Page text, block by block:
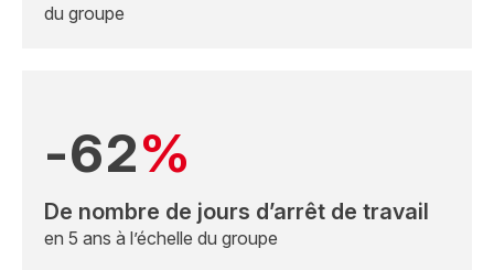
du groupe
-62%
De nombre de jours d’arrêt de travail
en 5 ans à l’échelle du groupe